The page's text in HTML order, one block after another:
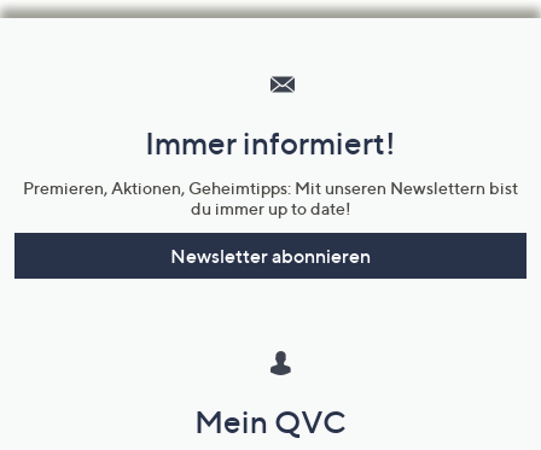
Unternehmensinformationen
Immer informiert!
Premieren, Aktionen, Geheimtipps: Mit unseren Newslettern bist
du immer up to date!
Newsletter abonnieren
Mein QVC